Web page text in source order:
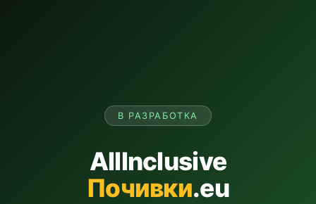
В РАЗРАБОТКА
AllInclusive
Почивки.eu